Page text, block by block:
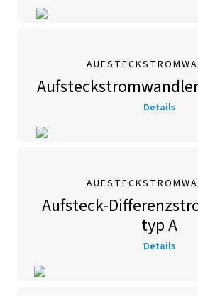
Details
Aufsteck-
typ A
Details